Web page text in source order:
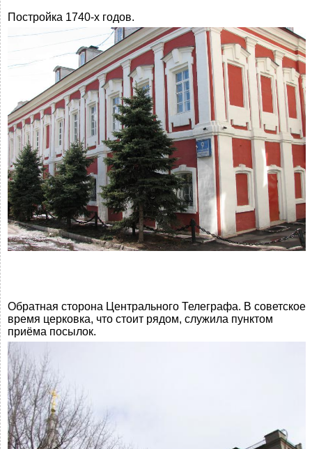
Постройка 1740-х годов.
Обратная сторона Центрального Телеграфа. В советское
время церковка, что стоит рядом, служила пунктом
приёма посылок.